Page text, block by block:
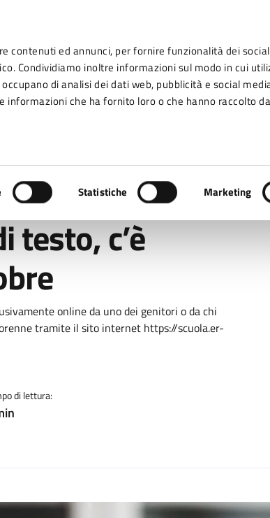
contenuti ed annunci, per fornire funzionalità dei social
Condividiamo inoltre informazioni sul modo in cui
di analisi dei dati web, pubblicità e social
informazioni che ha fornito loro o che hanno raccolto
Statistiche Marketing
fino al 26 ottobre
c’è
online da uno dei genitori o da chi
tramite il sito internet https://scuola.er-
di lettura: